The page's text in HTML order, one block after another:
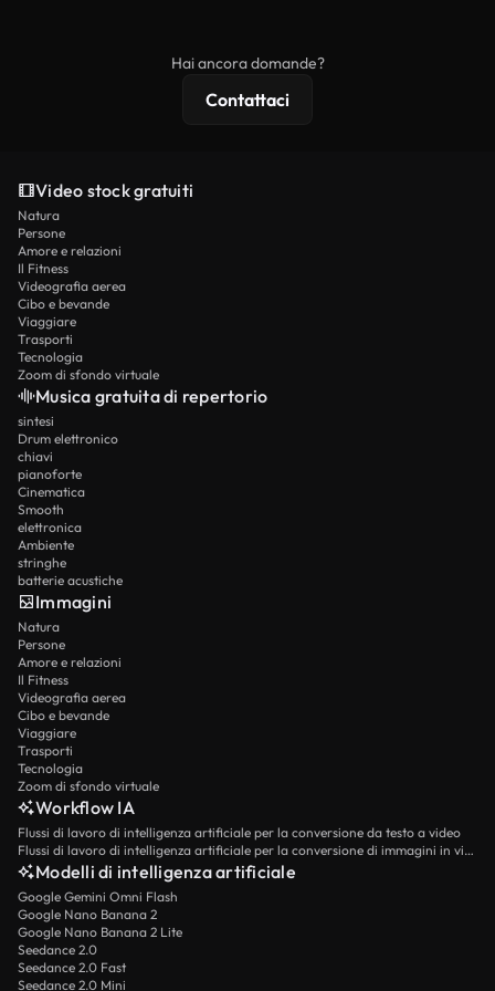
Hai ancora domande?
Contattaci
Video stock gratuiti
Natura
Persone
Amore e relazioni
Il Fitness
Videografia aerea
Cibo e bevande
Viaggiare
Trasporti
Tecnologia
Zoom di sfondo virtuale
Musica gratuita di repertorio
sintesi
Drum elettronico
chiavi
pianoforte
Cinematica
Smooth
elettronica
Ambiente
stringhe
batterie acustiche
Immagini
Natura
Persone
Amore e relazioni
Il Fitness
Videografia aerea
Cibo e bevande
Viaggiare
Trasporti
Tecnologia
Zoom di sfondo virtuale
Workflow IA
Flussi di lavoro di intelligenza artificiale per la conversione da testo a video
Flussi di lavoro di intelligenza artificiale per la conversione di immagini in video
Modelli di intelligenza artificiale
Google Gemini Omni Flash
Google Nano Banana 2
Google Nano Banana 2 Lite
Seedance 2.0
Seedance 2.0 Fast
Seedance 2.0 Mini